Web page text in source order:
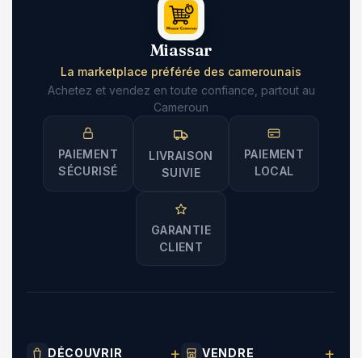
Miassar
La marketplace préférée des camerounais
Achetez et vendez en toute confiance, partout au
Cameroun
PAIEMENT
SÉCURISÉ
LIVRAISON
SUIVIE
PAIEMENT
LOCAL
GARANTIE
CLIENT
DÉCOUVRIR VENDRE